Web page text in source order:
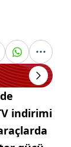
indirimi